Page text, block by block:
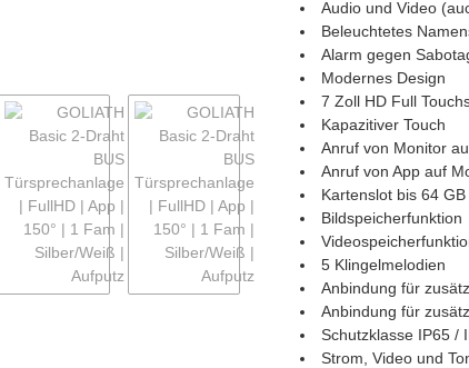
Audio und Video
Beleuchtetes
Alarm gegen
Modernes Design
7 Zoll HD Full
Kapazitiver Touch
Anruf von Monitor
Anruf von App auf
Kartenslot bis 64 GB
Bildspeicherfunktion
5 Klingelmelodien
Anbindung für
Anbindung für
Schutzklasse IP65 /
Strom, Video und